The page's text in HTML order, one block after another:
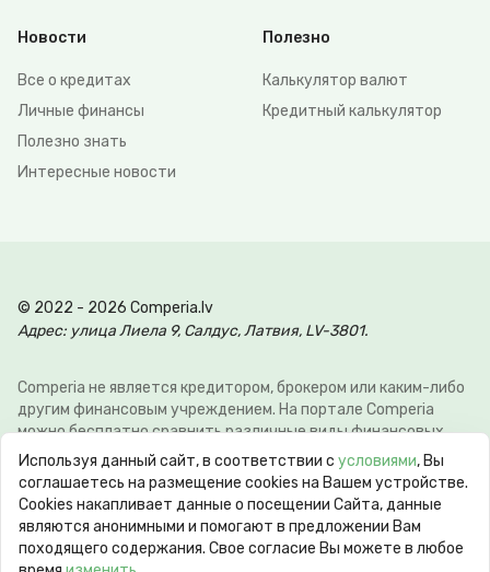
Новости
Все о кредитах
Личные финансы
Полезно знать
Интересные новости
Полезно
Калькулятор валют
Кредитный калькулятор
© 2022 - 2026 Comperia.lv
Адрес: улица Лиела 9, Салдус, Латвия, LV-3801.
Comperia не является кредитором, брокером или каким-либо
другим финансовым учреждением. На портале Comperia
можно бесплатно сравнить различные виды финансовых
услуг, для того что-бы клиент мог сэкономить свое время и
деньги. Э-почта:info@comperia.lv. Пример расчёта: при
взятии в долг 5000 € на 60 месяцев, ежемесячный платеж
106.93 €, общие затраты 6415.59 €, годовая процентная
ставка APR 10.78%. Максимальная годовая процентная
ставка (max APR) может достигать 60%. Срок кредита от 62
Используя данный сайт, в соответствии с условиями, Вы
соглашаетесь на размещение cookies на Вашем устройстве.
Сookies накапливает данные о посещении Сайта, данные
являются анонимными и помогают в предложении Вам
походящего содержания. Свое согласие Вы можете в любое